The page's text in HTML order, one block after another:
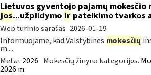
Lietuvos gyventojo pajamų mokesčio
jos...užpildymo irpateikimo tvarkos
Web turinio sąrašas 2026-01-19
Informuojame, kad Valstybinės mokesčių
m....
Metai: 2026 Mokesčių žinyno kategorijos:
2026 m.